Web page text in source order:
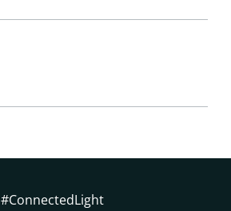
#ConnectedLight